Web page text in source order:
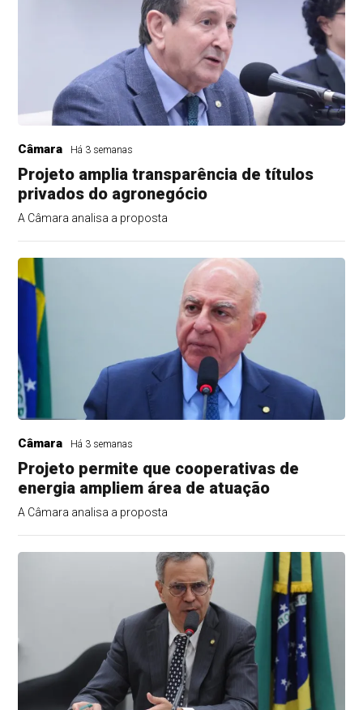
Câmara Há 3 semanas
Projeto amplia transparência de títulos
privados do agronegócio
A Câmara analisa a proposta
Câmara Há 3 semanas
Projeto permite que cooperativas de
energia ampliem área de atuação
A Câmara analisa a proposta